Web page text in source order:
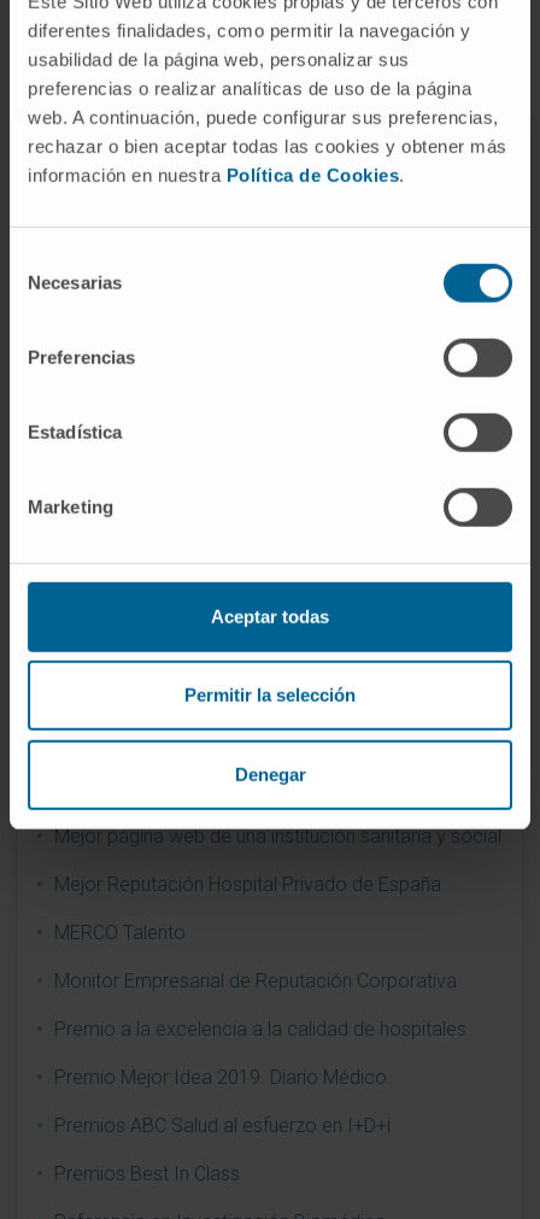
diferentes finalidades, como permitir la navegación y
usabilidad de la página web, personalizar sus
preferencias o realizar analíticas de uso de la página
web. A continuación, puede configurar sus preferencias,
rechazar o bien aceptar todas las cookies y obtener más
información en nuestra Política de Cookies.
Necesarias
Preferencias
Estadística
Marketing
Aceptar todas
Permitir la selección
Denegar
Otros premios y reconocimientos
120 mejores hospitales del mundo. Revista
Newsweek
Centro de Excelencia en Cirugía de la Obesidad
Obesidad
Centro de Excelencia en la Integración de Oncología
y Cuidados Paliativos
coronavirus. MERCO
Contribución al liderazgo reputacional. Enfermería
Joint Commision International
Mejor Hospital Privado Español (OCU, 2012)
GMP
Mejor Institución Sanitaria de la Década
Mejor página web de una institución sanitaria y social
Mejor Reputación Hospital Privado de España
MERCO Talento
Monitor Empresarial de Reputación Corporativa
Premio a la excelencia a la calidad de hospitales
Premio Mejor Idea 2019. Diario Médico.
Premios ABC Salud al esfuerzo en I+D+i
Premios Best In Class